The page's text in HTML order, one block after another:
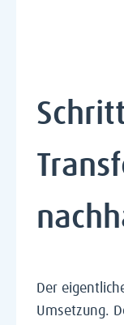
Der
Umsetzung.